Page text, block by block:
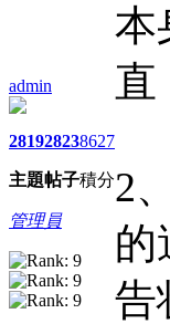
admin
2819
主題
2823
帖子
8627
積分
管理員
本
直
2
的
告